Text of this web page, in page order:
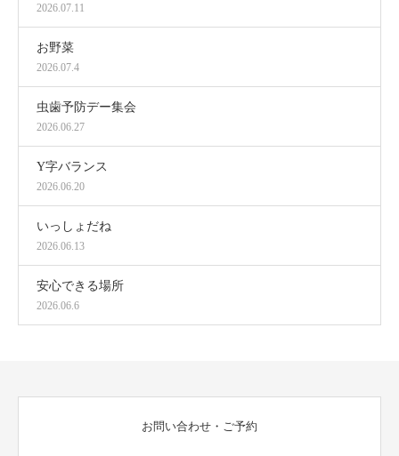
2026.07.11
お野菜
2026.07.4
虫歯予防デー集会
2026.06.27
Y字バランス
2026.06.20
いっしょだね
2026.06.13
安心できる場所
2026.06.6
お問い合わせ・ご予約